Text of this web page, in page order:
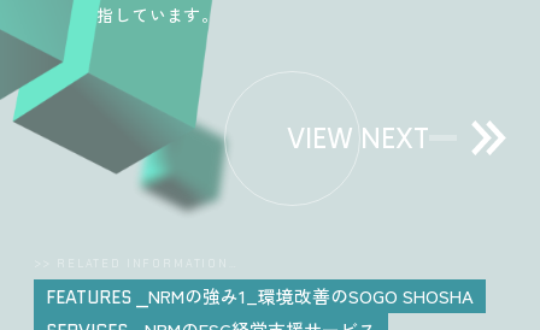
指しています。
VIEW NEXT
FEATURES
NRMの強み1_環境改善のSOGO SHOSHA